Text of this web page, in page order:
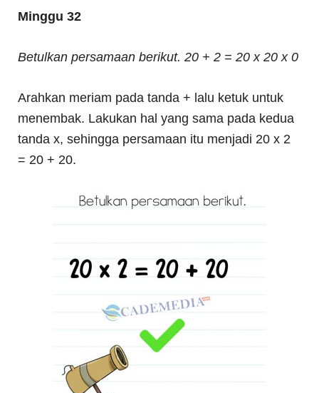
Minggu 32
Betulkan persamaan berikut. 20 + 2 = 20 x 20 x 0
Arahkan meriam pada tanda + lalu ketuk untuk
menembak. Lakukan hal yang sama pada kedua
tanda x, sehingga persamaan itu menjadi 20 x 2
= 20 + 20.